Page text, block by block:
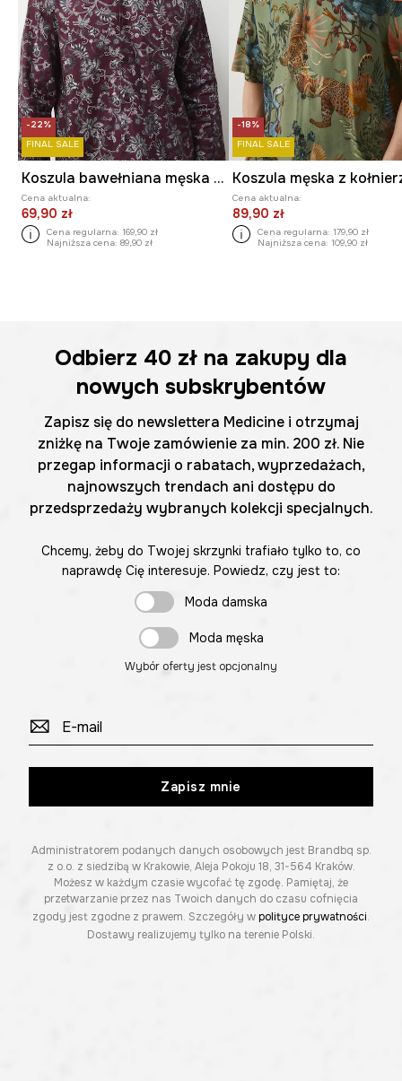
-22%
FINAL SALE
Koszula bawełniana męska z kołnierzykiem klasycznym wzorzysta
Cena aktualna:
69,90 zł
Cena regularna: 169,90 zł
Najniższa cena: 89,90 zł
-18%
FINAL SALE
Cena aktualna:
89,90 zł
Cena regularna: 179,90 zł
Najniższa cena: 109,90 zł
Odbierz 40 zł na zakupy dla
nowych subskrybentów
Zapisz się do newslettera Medicine i otrzymaj
zniżkę na Twoje zamówienie za min. 200 zł. Nie
przegap informacji o rabatach, wyprzedażach,
najnowszych trendach ani dostępu do
przedsprzedaży wybranych kolekcji specjalnych.
Chcemy, żeby do Twojej skrzynki trafiało tylko to, co
naprawdę Cię interesuje. Powiedz, czy jest to:
Moda damska
Moda męska
Wybór oferty jest opcjonalny
Zapisz mnie
Administratorem podanych danych osobowych jest Brandbq sp.
z o.o. z siedzibą w Krakowie, Aleja Pokoju 18, 31-564 Kraków.
Możesz w każdym czasie wycofać tę zgodę. Pamiętaj, że
przetwarzanie przez nas Twoich danych do czasu cofnięcia
zgody jest zgodne z prawem. Szczegóły w polityce prywatności.
Dostawy realizujemy tylko na terenie Polski.